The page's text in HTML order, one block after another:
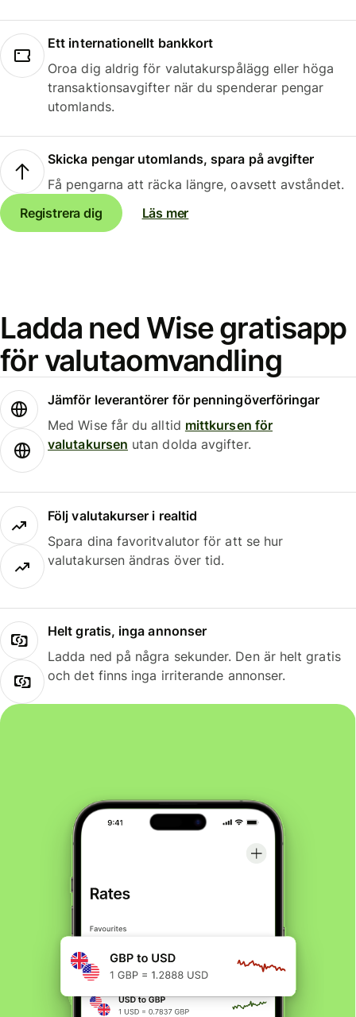
Ett internationellt bankkort
Oroa dig aldrig för valutakurspålägg eller höga
transaktionsavgifter när du spenderar pengar
utomlands.
Skicka pengar utomlands, spara på avgifter
Få pengarna att räcka längre, oavsett avståndet.
Registrera dig
Läs mer
Ladda ned Wise gratisapp
för valutaomvandling
Jämför leverantörer för penningöverföringar
Med Wise får du alltid mittkursen för
valutakursen utan dolda avgifter.
Följ valutakurser i realtid
Spara dina favoritvalutor för att se hur
valutakursen ändras över tid.
Helt gratis, inga annonser
Ladda ned på några sekunder. Den är helt gratis
och det finns inga irriterande annonser.